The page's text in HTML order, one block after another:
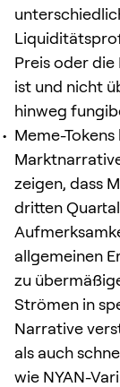
Preis oder
ist und nicht
hinweg
Meme-
zeigen, dass
dritten
allgemeinen
zu
Strömen in
Narrative
als auch
wie NYAN-